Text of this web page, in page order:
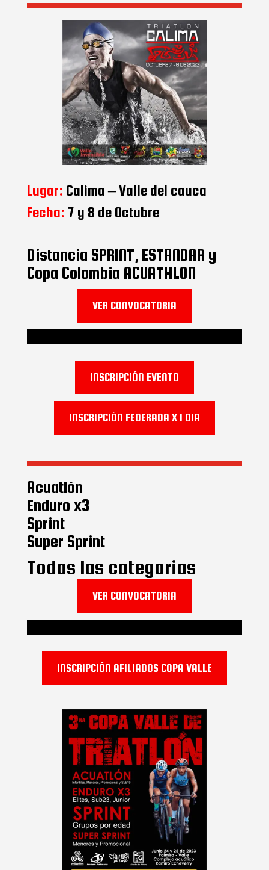
Lugar: Calima – Valle del cauca
Fecha: 7 y 8 de Octubre
Distancia SPRINT, ESTANDAR y
Copa Colombia ACUATHLON
VER CONVOCATORIA
INSCRIPCIÓN EVENTO
INSCRIPCIÓN FEDERADA X 1 DIA
Acuatlón
Enduro x3
Sprint
Super Sprint
Todas las categorias
VER CONVOCATORIA
INSCRIPCIÓN AFILIADOS COPA VALLE